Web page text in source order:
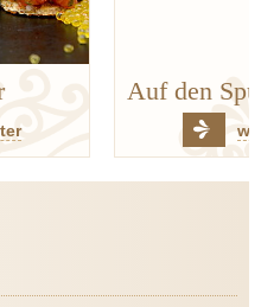
Auf den Spuren der Bergischen Küchenklassiker